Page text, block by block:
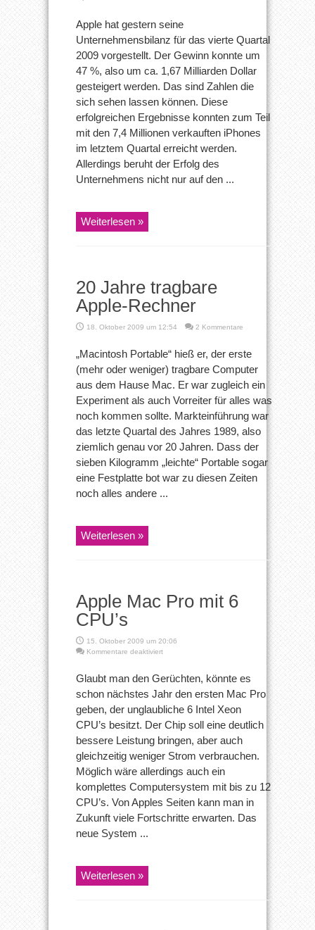
erneut
Rekordgewinne
Apple hat gestern seine
Unternehmensbilanz für das vierte Quartal
2009 vorgestellt. Der Gewinn konnte um
47 %, also um ca. 1,67 Milliarden Dollar
gesteigert werden. Das sind Zahlen die
sich sehen lassen können. Diese
erfolgreichen Ergebnisse konnten zum Teil
mit den 7,4 Millionen verkauften iPhones
im letztem Quartal erreicht werden.
Allerdings beruht der Erfolg des
Unternehmens nicht nur auf den ...
Weiterlesen »
20 Jahre tragbare
Apple-Rechner
18. Oktober 2009 um 12:54 2 Kommentare
„Macintosh Portable“ hieß er, der erste
(mehr oder weniger) tragbare Computer
aus dem Hause Mac. Er war zugleich ein
Experiment als auch Vorreiter für alles was
noch kommen sollte. Markteinführung war
das letzte Quartal des Jahres 1989, also
ziemlich genau vor 20 Jahren. Dass der
sieben Kilogramm „leichte“ Portable sogar
eine Festplatte bot war zu diesen Zeiten
noch alles andere ...
Weiterlesen »
Apple Mac Pro mit 6
CPU’s
15. Oktober 2009 um 20:06
Kommentare deaktiviertfür
Pro
mit
6
CPU’s
Glaubt man den Gerüchten, könnte es
schon nächstes Jahr den ersten Mac Pro
geben, der unglaubliche 6 Intel Xeon
CPU’s besitzt. Der Chip soll eine deutlich
bessere Leistung bringen, aber auch
gleichzeitig weniger Strom verbrauchen.
Möglich wäre allerdings auch ein
komplettes Computersystem mit bis zu 12
CPU’s. Von Apples Seiten kann man in
Zukunft viele Fortschritte erwarten. Das
neue System ...
Weiterlesen »